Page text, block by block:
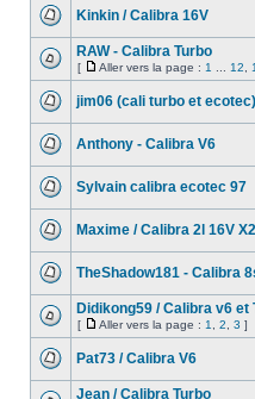
Kinkin / Calibra 16V
RAW - Calibra Turbo
[ Aller vers la page : 1 12
jim06 (cali turbo et ecotec)
Anthony - Calibra V6
Sylvain calibra ecotec 97
Maxime / Calibra 2l 16V
TheShadow181 - Calibra
Didikong59 / Calibra v6 et
[ Aller vers la page : 1 2 3 ]
Pat73 / Calibra V6
Jean / Calibra Turbo